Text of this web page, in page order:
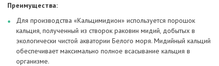
Преимущества:
Для производства «Кальцимидион» используется порошок
кальция, полученный из створок раковин мидий, добытых в
экологически чистой акватории Белого моря. Мидийный кальций
обеспечивает максимально полное всасывание кальция в
организме.